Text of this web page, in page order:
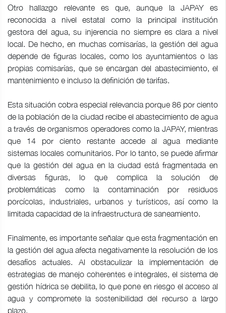
Otro hallazgo relevante es que, aunque la JAPAY es
reconocida a nivel estatal como la principal institución
gestora del agua, su injerencia no siempre es clara a nivel
local. De hecho, en muchas comisarías, la gestión del agua
depende de figuras locales, como los ayuntamientos o las
propias comisarías, que se encargan del abastecimiento, el
mantenimiento e incluso la definición de tarifas.
Esta situación cobra especial relevancia porque 86 por ciento
de la población de la ciudad recibe el abastecimiento de agua
a través de organismos operadores como la JAPAY, mientras
que 14 por ciento restante accede al agua mediante
sistemas locales comunitarios. Por lo tanto, se puede afirmar
que la gestión del agua en la ciudad está fragmentada en
diversas figuras, lo que complica la solución de
problemáticas como la contaminación por residuos
porcícolas, industriales, urbanos y turísticos, así como la
limitada capacidad de la infraestructura de saneamiento.
Finalmente, es importante señalar que esta fragmentación en
la gestión del agua afecta negativamente la resolución de los
desafíos actuales. Al obstaculizar la implementación de
estrategias de manejo coherentes e integrales, el sistema de
gestión hídrica se debilita, lo que pone en riesgo el acceso al
agua y compromete la sostenibilidad del recurso a largo
plazo.